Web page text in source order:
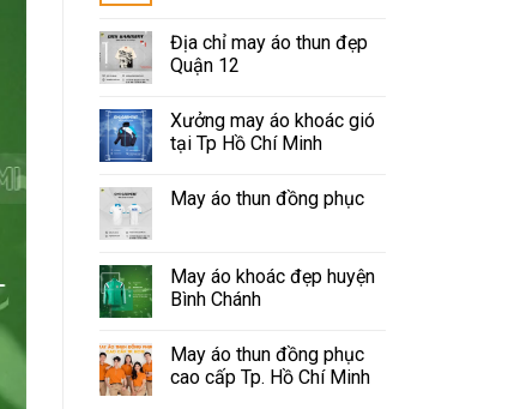
Địa chỉ may áo thun đẹp
Quận 12
Xưởng may áo khoác gió
tại Tp Hồ Chí Minh
May áo thun đồng phục
May áo khoác đẹp huyện
Bình Chánh
May áo thun đồng phục
cao cấp Tp. Hồ Chí Minh